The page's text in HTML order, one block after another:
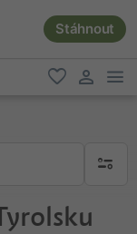
Stáhnout
oblíbené
brak